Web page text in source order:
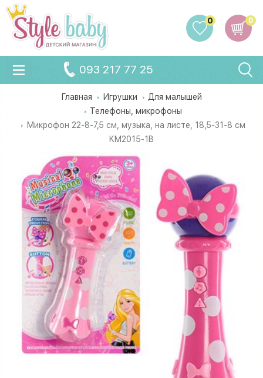
0
0
093 217 77 25
Главная Игрушки
Для малышей
Телефоны, микрофоны
Микрофон 22-8-7,5 см, музыка, на листе, 18,5-31-8 см
KM2015-1B